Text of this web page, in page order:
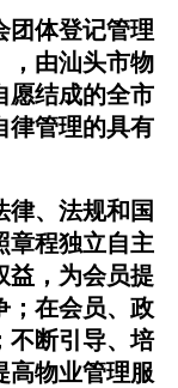
团体登记管理
，由汕头市物
愿结成的全市
律管理的具有
律、法规和国
章程独立自主
益，为会员提
；在会员、政
不断引导、培
高物业管理服